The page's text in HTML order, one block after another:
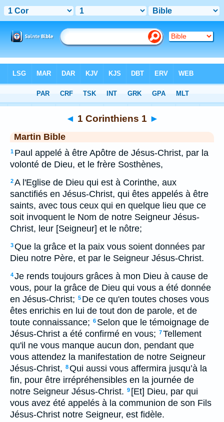
> 1 Corinthiens 1
◄ 1 Corinthiens 1 ►
Martin Bible
1 Paul appelé à être Apôtre de Jésus-Christ, par la
volonté de Dieu, et le frère Sosthènes,
2A l'Eglise de Dieu qui est à Corinthe, aux
sanctifiés en Jésus-Christ, qui êtes appelés à être
saints, avec tous ceux qui en quelque lieu que ce
soit invoquent le Nom de notre Seigneur Jésus-
Christ, leur [Seigneur] et le nôtre;
3Que la grâce et la paix vous soient données par
Dieu notre Père, et par le Seigneur Jésus-Christ.
4Je rends toujours grâces à mon Dieu à cause de
vous, pour la grâce de Dieu qui vous a été donnée
en Jésus-Christ; 5 De ce qu'en toutes choses vous
êtes enrichis en lui de tout don de parole, et de
toute connaissance; 6 Selon que le témoignage de
Jésus-Christ a été confirmé en vous; 7Tellement
qu'il ne vous manque aucun don, pendant que
vous attendez la manifestation de notre Seigneur
Jésus-Christ, 8Qui aussi vous affermira jusqu’à la
fin, pour être irrépréhensibles en la journée de
notre Seigneur Jésus-Christ. 9 [Et] Dieu, par qui
vous avez été appelés à la communion de son Fils
Jésus-Christ notre Seigneur, est fidèle.